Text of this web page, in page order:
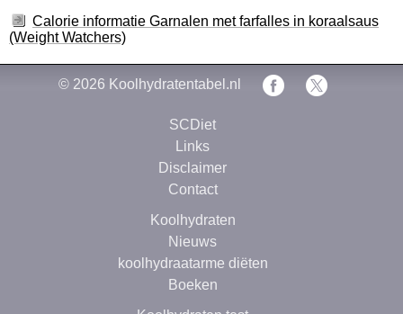
Calorie informatie Garnalen met farfalles in koraalsaus
(Weight Watchers)
© 2026 Koolhydratentabel.nl
SCDiet
Links
Disclaimer
Contact
Koolhydraten
Nieuws
koolhydraatarme diëten
Boeken